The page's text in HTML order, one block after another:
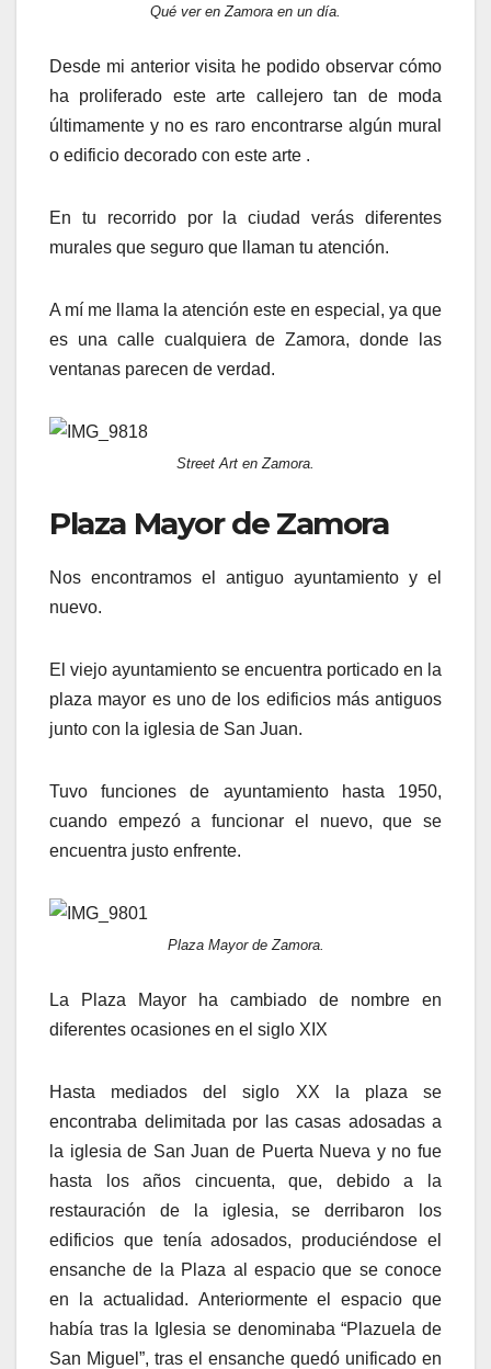
Qué ver en Zamora en un día.
Desde mi anterior visita he podido observar cómo
ha proliferado este arte callejero tan de moda
últimamente y no es raro encontrarse algún mural
o edificio decorado con este arte .
En tu recorrido por la ciudad verás diferentes
murales que seguro que llaman tu atención.
A mí me llama la atención este en especial, ya que
es una calle cualquiera de Zamora, donde las
ventanas parecen de verdad.
Street Art en Zamora.
Plaza Mayor de Zamora
Nos encontramos el antiguo ayuntamiento y el
nuevo.
El viejo ayuntamiento se encuentra porticado en la
plaza mayor es uno de los edificios más antiguos
junto con la iglesia de San Juan.
Tuvo funciones de ayuntamiento hasta 1950,
cuando empezó a funcionar el nuevo, que se
encuentra justo enfrente.
Plaza Mayor de Zamora.
La Plaza Mayor ha cambiado de nombre en
diferentes ocasiones en el siglo XIX
Hasta mediados del siglo XX la plaza se
encontraba delimitada por las casas adosadas a
la iglesia de San Juan de Puerta Nueva y no fue
hasta los años cincuenta, que, debido a la
restauración de la iglesia, se derribaron los
edificios que tenía adosados, produciéndose el
ensanche de la Plaza al espacio que se conoce
en la actualidad. Anteriormente el espacio que
había tras la Iglesia se denominaba “Plazuela de
San Miguel”, tras el ensanche quedó unificado en